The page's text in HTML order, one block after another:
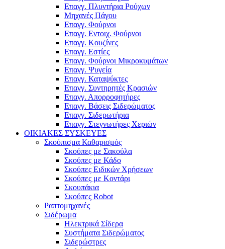
Επαγγ. Πλυντήρια Ρούχων
Μηχανές Πάγου
Επαγγ. Φούρνοι
Επαγγ. Εντοιχ. Φούρνοι
Επαγγ. Κουζίνες
Επαγγ. Εστίες
Επαγγ. Φούρνοι Μικροκυμάτων
Επαγγ. Ψυγεία
Επαγγ. Καταψύκτες
Επαγγ. Συντηρητές Κρασιών
Επαγγ. Απορροφητήρες
Επαγγ. Βάσεις Σιδερώματος
Επαγγ. Σιδερωτήρια
Επαγγ. Στεγνωτήρες Χεριών
ΟΙΚΙΑΚΕΣ ΣΥΣΚΕΥΕΣ
Σκούπισμα Καθαρισμός
Σκούπες με Σακούλα
Σκούπες με Κάδο
Σκούπες Ειδικών Χρήσεων
Σκούπες με Κοντάρι
Σκουπάκια
Σκούπες Robot
Ραπτομηχανές
Σιδέρωμα
Ηλεκτρικά Σίδερα
Συστήματα Σιδερώματος
Σιδερώστρες